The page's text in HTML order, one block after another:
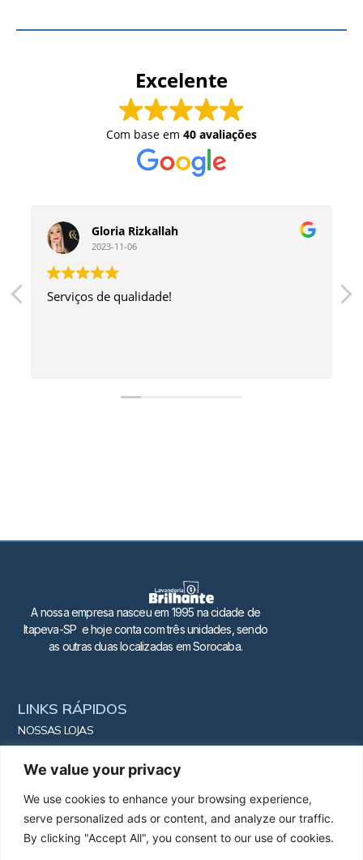
We value your privacy
We use cookies to enhance your browsing experience,
serve personalized ads or content, and analyze our traffic.
By clicking "Accept All", you consent to our use of cookies.
Excelente
Com base em 40 avaliações
Gloria Rizkallah
2023-11-06
Serviços de qualidade!
A nossa empresa nasceu em 1995 na cidade de
Itapeva-SP e hoje conta com três unidades, sendo
as outras duas localizadas em Sorocaba.
LINKS RÁPIDOS
NOSSAS LOJAS
BLOG
CONTATO
SERVIÇOS